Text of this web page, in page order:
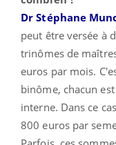
Dr Stéphane
peut être versée à
trinômes de
euros par mois.
binôme, chacun
interne. Dans ce
800 euros par